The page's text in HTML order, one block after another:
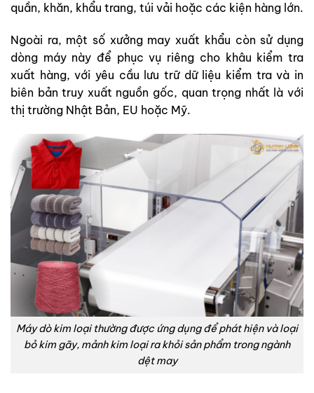
quần, khăn, khẩu trang, túi vải hoặc các kiện hàng lớn.
Ngoài ra, một số xưởng may xuất khẩu còn sử dụng
dòng máy này để phục vụ riêng cho khâu kiểm tra
xuất hàng, với yêu cầu lưu trữ dữ liệu kiểm tra và in
biên bản truy xuất nguồn gốc, quan trọng nhất là với
thị trường Nhật Bản, EU hoặc Mỹ.
Máy dò kim loại thường được ứng dụng để phát hiện và loại
bỏ kim gãy, mảnh kim loại ra khỏi sản phẩm trong ngành
dệt may